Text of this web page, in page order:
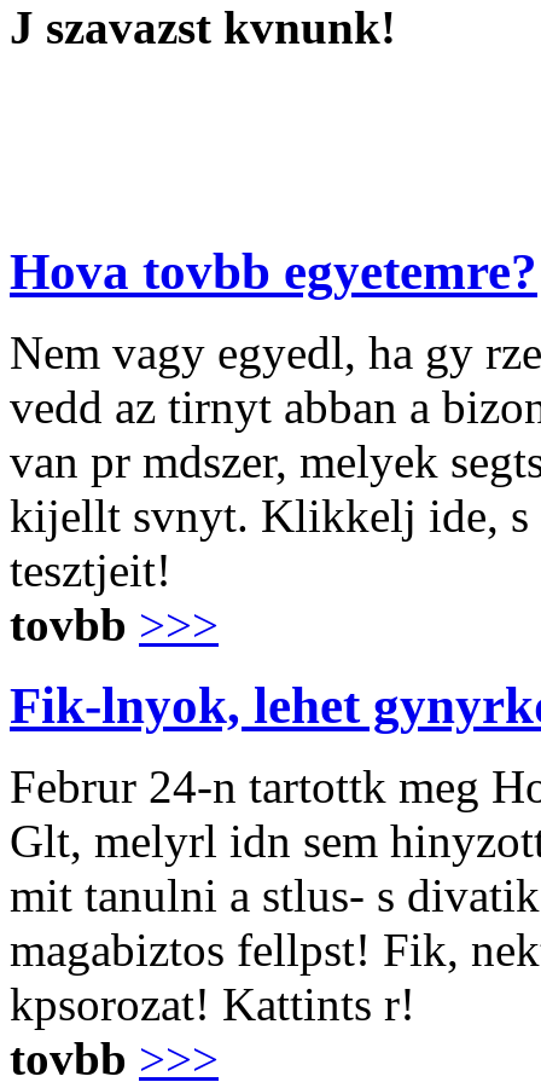
J szavazst kvnunk!
Hova tovbb egyetemre?
Nem vagy egyedl, ha gy
vedd az tirnyt abban a
van pr mdszer, melyek
kijellt svnyt. Klikkelj ide, s
tesztjeit!
tovbb >>>
Fik-lnyok, lehet
Februr 24-n tartottk meg
Glt, melyrl idn sem
mit tanulni a stlus- s
magabiztos fellpst! Fik,
kpsorozat! Kattints r!
tovbb >>>